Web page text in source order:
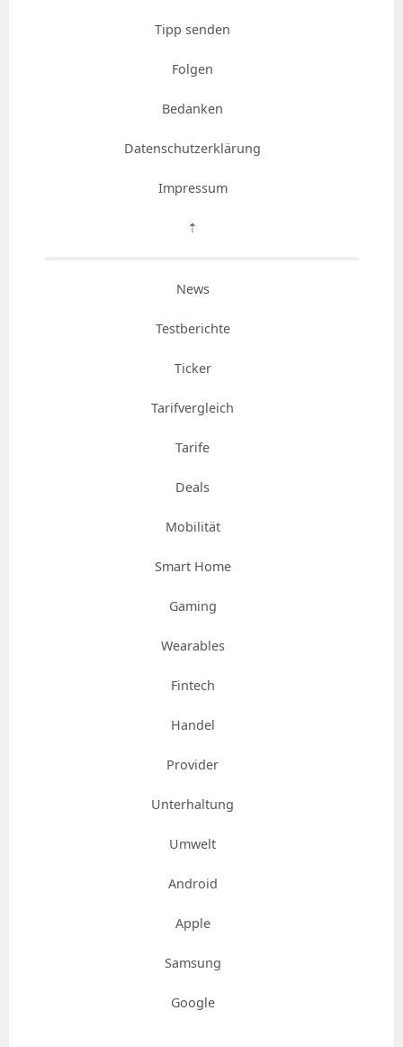
Tipp senden
Folgen
Bedanken
Datenschutzerklärung
Impressum
⇡
News
Testberichte
Ticker
Tarifvergleich
Tarife
Deals
Mobilität
Smart Home
Gaming
Wearables
Fintech
Handel
Provider
Unterhaltung
Umwelt
Android
Apple
Samsung
Google